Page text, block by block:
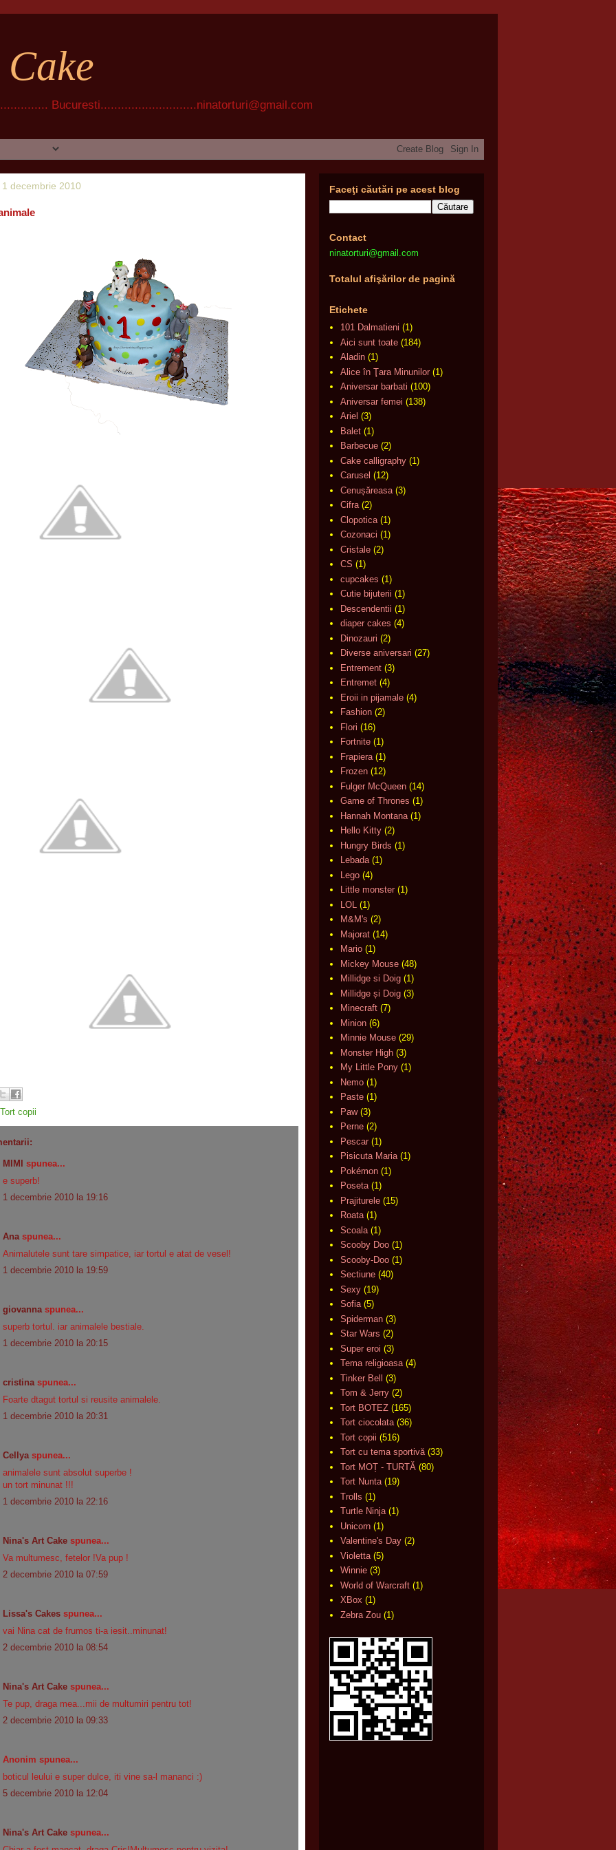
Bucuresti............................ninatorturi@gmail.com
decembrie 2010
Tort copii
MIMI
spunea...
e superb!
1 decembrie 2010 la 19:16
Anaspunea...
Animalutele sunt tare simpatice, iar tortul e atat de vesel!
1 decembrie 2010 la 19:59
giovannaspunea...
superb tortul. iar animalele bestiale.
1 decembrie 2010 la 20:15
cristinaspunea...
Foarte dtagut tortul si reusite animalele.
1 decembrie 2010 la 20:31
Cellyaspunea...
animalele sunt absolut superbe !
un tort minunat !!!
1 decembrie 2010 la 22:16
Nina's Art Cake spunea...
Va multumesc, fetelor !Va pup !
2 decembrie 2010 la 07:59
Lissa's Cakes spunea...
vai Nina cat de frumos ti-a iesit..minunat!
2 decembrie 2010 la 08:54
Nina's Art Cake spunea...
Te pup, draga mea...mii de multumiri pentru tot!
2 decembrie 2010 la 09:33
Anonim spunea...
boticul leului e super dulce, iti vine sa-l mananci :)
5 decembrie 2010 la 12:04
Nina's Art Cake spunea...
Faceţi căutări pe acest blog
Contact
ninatorturi@gmail.com
Totalul afişărilor de pagină
Etichete
101 Dalmatieni (1)
Aici sunt toate (184)
Aladin (1)
Alice în Ţara Minunilor (1)
Aniversar barbati (100)
Aniversar femei (138)
Ariel (3)
Balet (1)
Barbecue (2)
Cake calligraphy (1)
Carusel (12)
Cenușăreasa (3)
Cifra (2)
Clopotica (1)
Cozonaci (1)
Cristale (2)
CS (1)
cupcakes (1)
Cutie bijuterii (1)
Descendentii (1)
diaper cakes (4)
Dinozauri (2)
Diverse aniversari (27)
Entrement (3)
Entremet (4)
Eroii in pijamale (4)
Fashion (2)
Flori (16)
Fortnite (1)
Frapiera (1)
Frozen (12)
Fulger McQueen (14)
Game of Thrones (1)
Hannah Montana (1)
Hello Kitty (2)
Hungry Birds (1)
Lebada (1)
Lego (4)
Little monster (1)
LOL
(1)
M&M's (2)
Majorat (14)
Mario (1)
Mickey Mouse (48)
Millidge si Doig (1)
Millidge și Doig (3)
Minecraft (7)
Minion (6)
Minnie Mouse (29)
Monster High (3)
My Little Pony (1)
Nemo (1)
Paste (1)
Paw (3)
Perne (2)
Pescar (1)
Pisicuta Maria (1)
Pokémon (1)
Poseta (1)
Prajiturele (15)
Roata (1)
Scoala (1)
Scooby Doo (1)
Scooby-Doo (1)
Sectiune (40)
Sexy (19)
Sofia (5)
Spiderman (3)
Star Wars (2)
Super eroi (3)
Tema religioasa (4)
Tinker Bell
(3)
Tom & Jerry (2)
Tort BOTEZ (165)
Tort ciocolata (36)
Tort copii (516)
Tort cu tema sportivă (33)
Tort MOȚ - TURTĂ (80)
Tort Nunta (19)
Trolls (1)
Turtle Ninja (1)
Unicorn (1)
Valentine's Day (2)
Violetta (5)
Winnie (3)
World of Warcraft (1)
XBox (1)
Zebra Zou (1)